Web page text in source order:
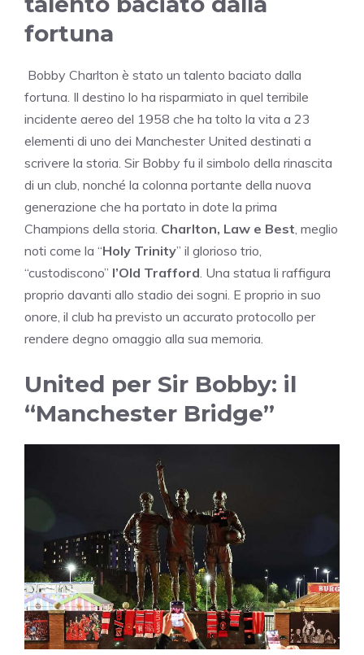
fortuna
Bobby Charlton è stato un talento baciato dalla
fortuna. Il destino lo ha risparmiato in quel terribile
incidente aereo del 1958 che ha tolto la vita a 23
elementi di uno dei Manchester United destinati a
scrivere la storia. Sir Bobby fu il simbolo della rinascita
di un club, nonché la colonna portante della nuova
generazione che ha portato in dote la prima
Champions della storia. Charlton, Law e Best , meglio
noti come la “Holy Trinity” il glorioso trio,
“custodiscono” l’Old Trafford . Una statua li raffigura
proprio davanti allo stadio dei sogni. E proprio in suo
onore, il club ha previsto un accurato protocollo per
rendere degno omaggio alla sua memoria.
United per Sir Bobby: il
“Manchester Bridge”